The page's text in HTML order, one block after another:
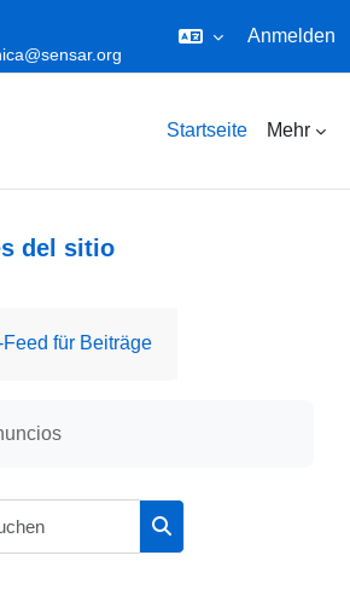
Anmelden
Startseite Mehr
del sitio
Feed für Beiträge
Foren durchsuchen